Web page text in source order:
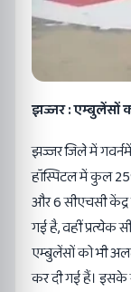
झज्जर : एम्बुलेंसों
झज्जर जिले में
हॉस्पिटल में कुल
और 6 सीएचसी केंद्र
गई है, वहीं प्रत्येक
एम्बुलेंसों को भी
कर दी गई हैं।